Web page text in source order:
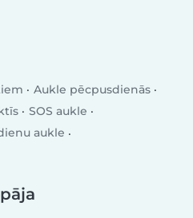
Aukle pēcpusdienās
SOS aukle
aukle